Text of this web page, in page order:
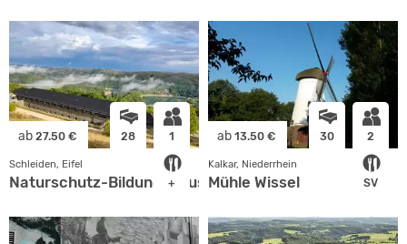
ab 27.50 € 28 1
+
Schleiden, Eifel
Naturschutz-Bildungshaus Eifel-Ardennen-Region
ab 13.50 € 30 2
SV
Kalkar, Niederrhein
Mühle Wissel